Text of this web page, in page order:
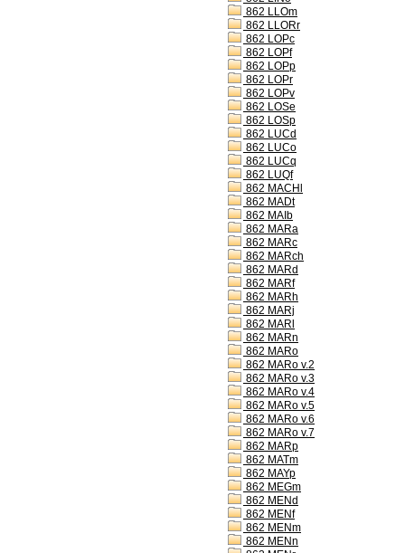
862 LLOm
862 LLORr
862 LOPc
862 LOPf
862 LOPp
862 LOPr
862 LOPv
862 LOSe
862 LOSp
862 LUCd
862 LUCo
862 LUCq
862 LUQf
862 MACHl
862 MADt
862 MAIb
862 MARa
862 MARc
862 MARch
862 MARd
862 MARf
862 MARh
862 MARj
862 MARl
862 MARn
862 MARo
862 MARo v.2
862 MARo v.3
862 MARo v.4
862 MARo v.5
862 MARo v.6
862 MARo v.7
862 MARp
862 MATm
862 MAYp
862 MEGm
862 MENd
862 MENf
862 MENm
862 MENn